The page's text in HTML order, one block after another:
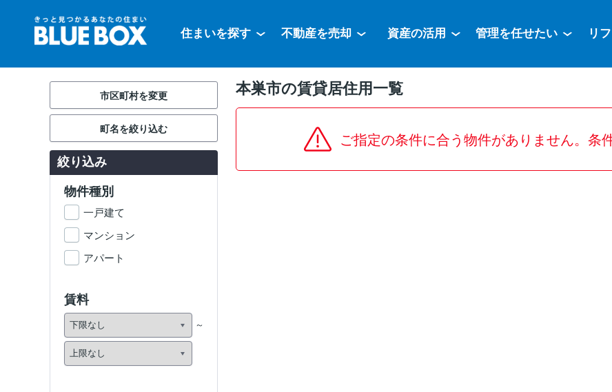
住まいを探す 不動産を売却 資産の活用 管理を任せたい リ
本巣市の賃貸居住用一覧
ご指定の条件に合う物件がありません。条
市区町村を変更
町名を絞り込む
絞り込み
物件種別
一戸建て
マンション
アパート
賃料